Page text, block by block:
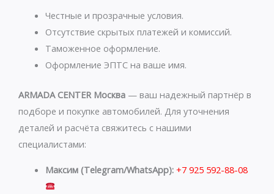
p
p
a
m
Честные и прозрачные условия.
Отсутствие скрытых платежей и комиссий.
Таможенное оформление.
Оформление ЭПТС на ваше имя.
ARMADA CENTER Москва — ваш надежный партнёр в
подборе и покупке автомобилей. Для уточнения
деталей и расчёта свяжитесь с нашими
специалистами:
Максим (Telegram/WhatsApp): +7 925 592-88-08